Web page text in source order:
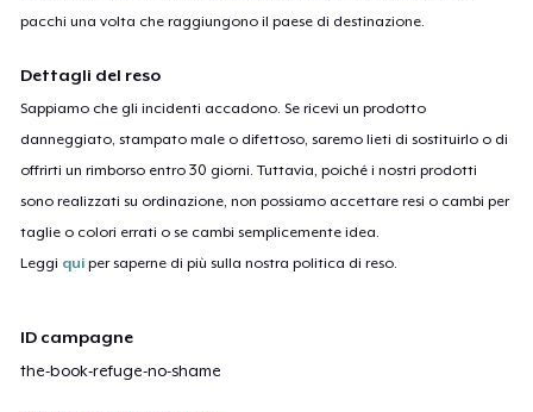
pacchi una volta che raggiungono il paese di destinazione.
Dettagli del reso
Sappiamo che gli incidenti accadono. Se ricevi un prodotto
danneggiato, stampato male o difettoso, saremo lieti di sostituirlo o di
offrirti un rimborso entro 30 giorni. Tuttavia, poiché i nostri prodotti
sono realizzati su ordinazione, non possiamo accettare resi o cambi per
taglie o colori errati o se cambi semplicemente idea.
Leggi qui per saperne di più sulla nostra politica di reso.
ID campagne
the-book-refuge-no-shame